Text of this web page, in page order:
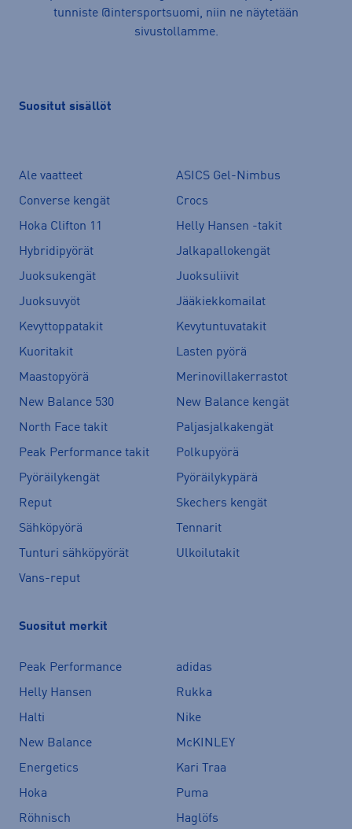
tunniste @intersportsuomi, niin ne näytetään
sivustollamme.
Suositut sisällöt
Ale vaatteet
ASICS Gel-Nimbus
Converse kengät
Crocs
Hoka Clifton 11
Helly Hansen -takit
Hybridipyörät
Jalkapallokengät
Juoksukengät
Juoksuliivit
Juoksuvyöt
Jääkiekkomailat
Kevyttoppatakit
Kevytuntuvatakit
Kuoritakit
Lasten pyörä
Maastopyörä
Merinovillakerrastot
New Balance 530
New Balance kengät
North Face takit
Paljasjalkakengät
Peak Performance takit
Polkupyörä
Pyöräilykengät
Pyöräilykypärä
Reput
Skechers kengät
Sähköpyörä
Tennarit
Tunturi sähköpyörät
Ulkoilutakit
Vans-reput
Suositut merkit
Peak Performance
adidas
Helly Hansen
Rukka
Halti
Nike
New Balance
McKINLEY
Energetics
Kari Traa
Hoka
Puma
Röhnisch
Haglöfs